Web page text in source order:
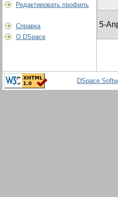
Редактировать профиль
Справка
О DSpace
5-
DSpace